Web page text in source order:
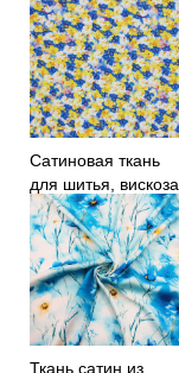
Сатиновая ткань
для шитья, вискоза
100%, сине-
желтый принт
Ткань сатин из